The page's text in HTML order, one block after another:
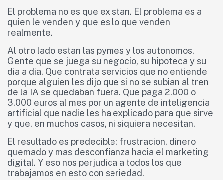
El problema no es que existan. El problema es a
quien le venden y que es lo que venden
realmente.
Al otro lado estan las pymes y los autonomos.
Gente que se juega su negocio, su hipoteca y su
dia a dia. Que contrata servicios que no entiende
porque alguien les dijo que si no se subian al tren
de la IA se quedaban fuera. Que paga 2.000 o
3.000 euros al mes por un agente de inteligencia
artificial que nadie les ha explicado para que sirve
y que, en muchos casos, ni siquiera necesitan.
El resultado es predecible: frustracion, dinero
quemado y mas desconfianza hacia el marketing
digital. Y eso nos perjudica a todos los que
trabajamos en esto con seriedad.